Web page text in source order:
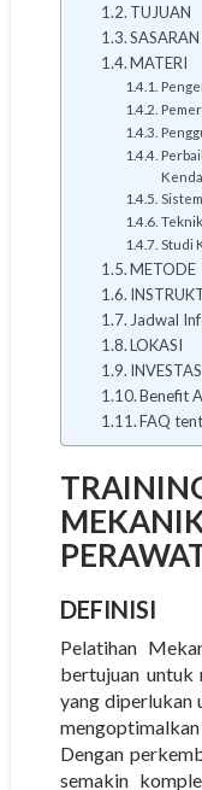
TUJUAN
MATERI
Studi
METODE
Jadwal
LOKASI
Benefit
FAQ
DEFINISI
Pelatihan
bertujuan untuk
yang diperlukan
Dengan
semakin